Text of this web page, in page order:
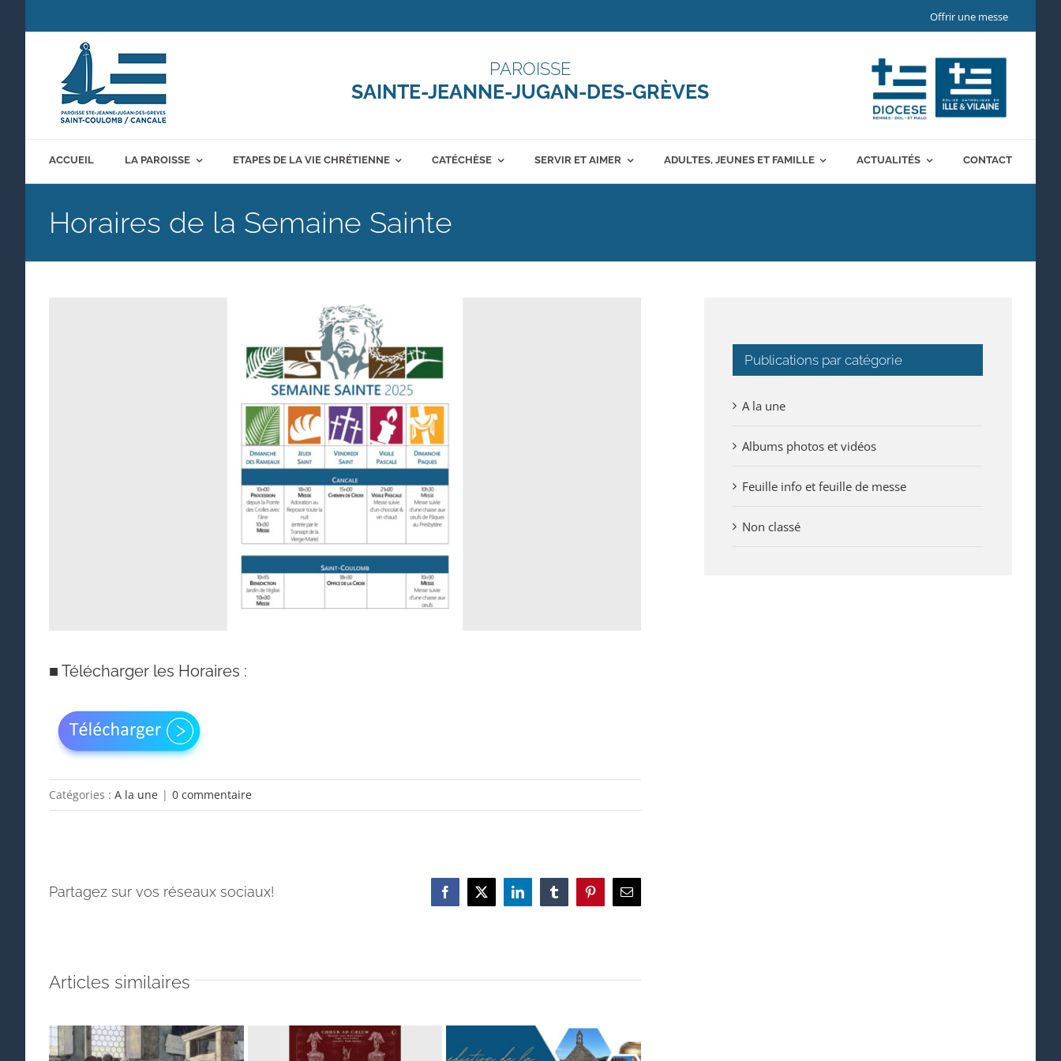
Offrir une messe
PAROISSE
SAINTE-JEANNE-JUGAN-DES-GRÈVES
ACCUEIL LA PAROISSE ETAPES DE LA VIE CHRÉTIENNE CATÉCHÈSE SERVIR ET AIMER ADULTES, JEUNES ET FAMILLE ACTUALITÉS CONTACT
Horaires de la Semaine Sainte
■ Télécharger les Horaires :
Catégories : A la une | 0 commentaire
Partagez sur vos réseaux sociaux! Facebook
X LinkedInTumblrPinterestEmail
Articles similaires
Publications par catégorie
A la une
Albums photos et vidéos
Feuille info et feuille de messe
Non classé